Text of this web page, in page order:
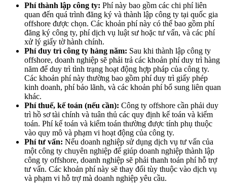
Phí thành lập công ty: Phí này bao gồm các chi phí liên
quan đến quá trình đăng ký và thành lập công ty tại quốc gia
offshore được chọn. Các khoản phí này có thể bao gồm phí
đăng ký công ty, phí dịch vụ luật sư hoặc tư vấn, và các phí
xử lý giấy tờ hành chính.
Phí duy trì công ty hàng năm: Sau khi thành lập công ty
offshore, doanh nghiệp sẽ phải trả các khoản phí duy trì hàng
năm để duy trì tình trạng hoạt động hợp pháp của công ty.
Các khoản phí này thường bao gồm phí duy trì giấy phép
kinh doanh, phí bảo lãnh, và các khoản phí bổ sung liên quan
khác.
Phí thuế, kế toán (nếu cần): Công ty offshore cần phải duy
trì hồ sơ tài chính và tuân thủ các quy định kế toán và kiểm
toán. Phí kế toán và kiểm toán thường được tính phụ thuộc
vào quy mô và phạm vi hoạt động của công ty.
Phí tư vấn: Nếu doanh nghiệp sử dụng dịch vụ tư vấn của
một công ty chuyên nghiệp để giúp doanh nghiệp thành lập
công ty offshore, doanh nghiệp sẽ phải thanh toán phí hỗ trợ
tư vấn. Các khoản phí này sẽ thay đổi tùy thuộc vào dịch vụ
và phạm vi hỗ trợ mà doanh nghiệp yêu cầu.